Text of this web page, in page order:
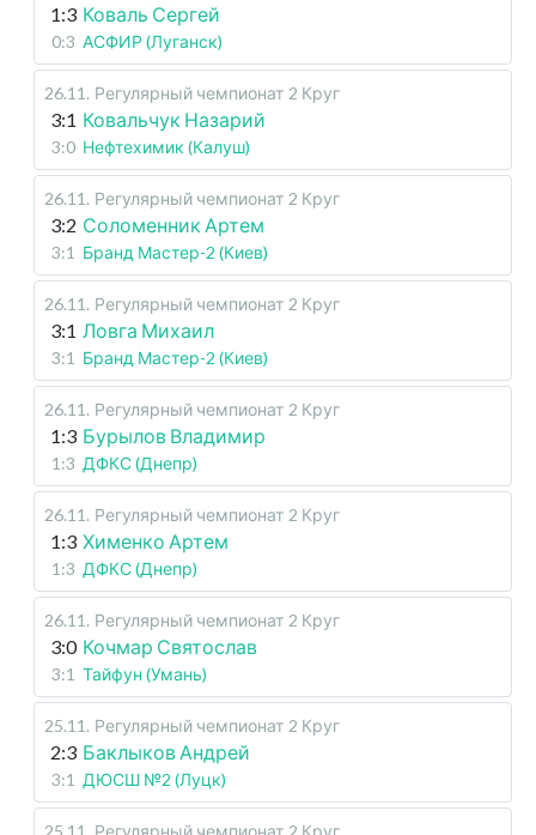
1:3 Коваль Сергей
0:3 АСФИР (Луганск)
26.11 . Регулярный чемпионат 2 Круг
3:1 Ковальчук Назарий
3:0 Нефтехимик (Калуш)
26.11 . Регулярный чемпионат 2 Круг
3:2 Соломенник Артем
3:1 Бранд Мастер-2 (Киев)
26.11 . Регулярный чемпионат 2 Круг
3:1 Ловга Михаил
3:1 Бранд Мастер-2 (Киев)
26.11 . Регулярный чемпионат 2 Круг
1:3 Бурылов Владимир
1:3 ДФКС (Днепр)
26.11 . Регулярный чемпионат 2 Круг
1:3 Хименко Артем
1:3 ДФКС (Днепр)
26.11 . Регулярный чемпионат 2 Круг
3:0 Кочмар Святослав
3:1 Тайфун (Умань)
25.11 . Регулярный чемпионат 2 Круг
2:3 Баклыков Андрей
3:1 ДЮСШ №2 (Луцк)